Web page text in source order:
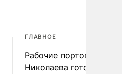
ГЛАВНОЕ
Рабочие портов
Николаева готовятся к